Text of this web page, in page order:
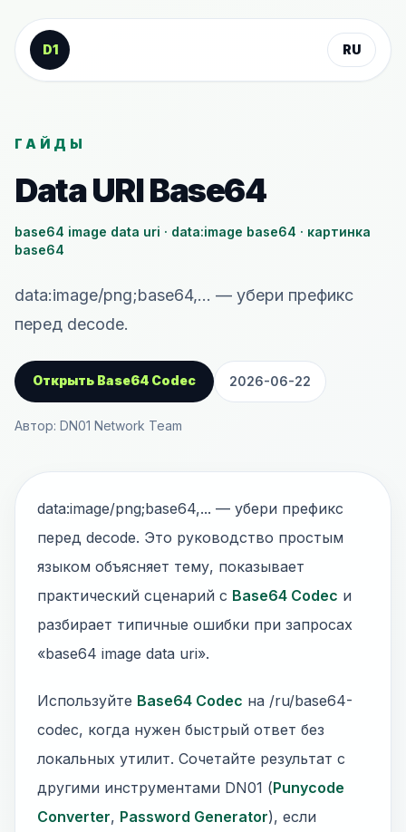
К содержанию
D1
RU
ГАЙДЫ
Data URI Base64
base64 image data uri · data:image base64 · картинка
base64
data:image/png;base64,... — убери префикс
перед decode.
Открыть Base64 Codec 2026-06-22
Автор: DN01 Network Team
data:image/png;base64,... — убери префикс
перед decode. Это руководство простым
языком объясняет тему, показывает
практический сценарий с Base64 Codec и
разбирает типичные ошибки при запросах
«base64 image data uri».
Используйте Base64 Codec на /ru/base64-
codec, когда нужен быстрый ответ без
локальных утилит. Сочетайте результат с
другими инструментами DN01 (Punycode
Converter, Password Generator), если